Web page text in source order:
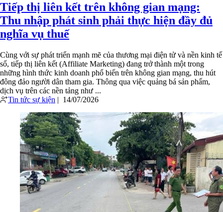
Tiếp thị liên kết trên không gian mạng:
Thu nhập phát sinh phải thực hiện đầy đủ
nghĩa vụ thuế
Cùng với sự phát triển mạnh mẽ của thương mại điện tử và nền kinh tế
số, tiếp thị liên kết (Affiliate Marketing) đang trở thành một trong
những hình thức kinh doanh phổ biến trên không gian mạng, thu hút
đông đảo người dân tham gia. Thông qua việc quảng bá sản phẩm,
dịch vụ trên các nền tảng như ...
Tin tức sự kiện | 14/07/2026